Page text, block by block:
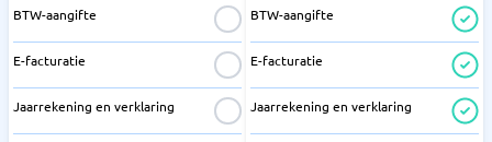
BTW-aangifte
E-facturatie
Jaarrekening en verklaring
BTW-aangifte
E-facturatie
Jaarrekening en verklaring